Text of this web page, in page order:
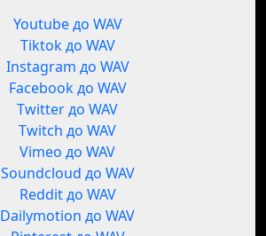
Youtube до WAV
Tiktok до WAV
Instagram до WAV
Facebook до WAV
Twitter до WAV
Twitch до WAV
Vimeo до WAV
Soundcloud до WAV
Reddit до WAV
Dailymotion до WAV